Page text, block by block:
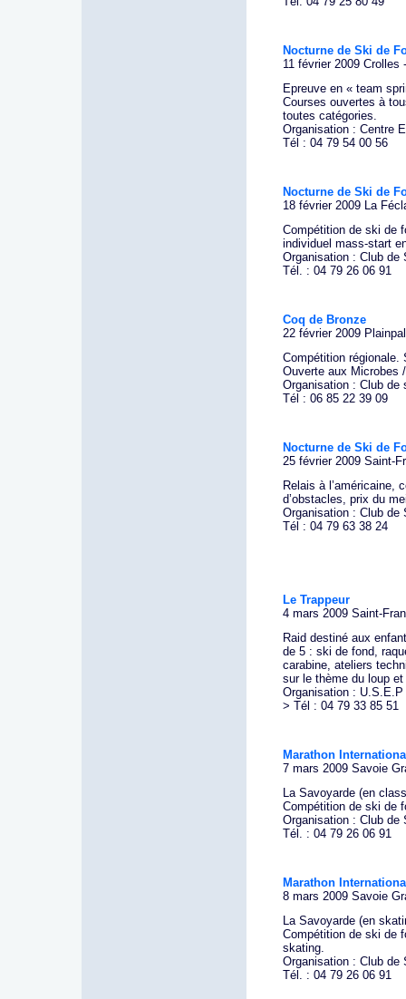
Nocturne de Ski de
11 février 2009 Crolles
Epreuve en « team
Courses ouvertes à
toutes catégories.
Organisation : Centre
Tél : 04 79 54 00 56
Nocturne de Ski de
18 février 2009 La
Compétition de ski de
individuel mass-start
Organisation : Club de
Tél. : 04 79 26 06 91
Coq de Bronze
22 février 2009
Compétition régionale.
Ouverte aux Microbes
Organisation : Club de
Tél : 06 85 22 39 09
Nocturne de Ski de
25 février 2009 Saint-
Relais à l’américaine,
d’obstacles, prix du
Organisation : Club de
Tél : 04 79 63 38 24
Le Trappeur
4 mars 2009 Saint-
Raid destiné aux
de 5 : ski de fond,
carabine, ateliers
sur le thème du loup
Organisation : U.S.E.P
> Tél : 04 79 33 85 51
Marathon
7 mars 2009 Savoie
La Savoyarde (en
Compétition de ski de
Organisation : Club de
Tél. : 04 79 26 06 91
Marathon
8 mars 2009 Savoie
La Savoyarde (en
Compétition de ski de
skating.
Organisation : Club de
Tél. : 04 79 26 06 91